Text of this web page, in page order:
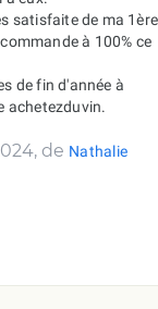
satisfaite de ma 1ère
à 100% ce
de fin d'année à
achetezduvin.
de Nathalie